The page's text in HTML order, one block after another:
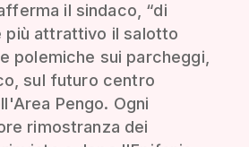
il sindaco, “di
più attrattivo il salotto
polemiche sui parcheggi,
sul futuro centro
Pengo. Ogni
rimostranza dei